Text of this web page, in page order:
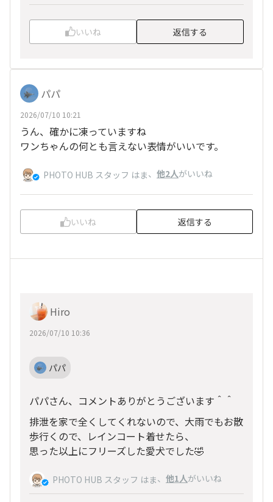
いいね 返信する
パパ
2026/07/10 10:21
うん、確かに凍っていますね
ワンちゃんの何とも言えない表情がいいです。
PHOTO HUB スタッフ はま、 他2人がいいね
いいね 返信する
Hiro
2026/07/10 10:36
パパ
パパさん、コメントありがとうございます＾＾
排泄を家で全くしてくれないので、大雨でもお散
歩行くので、レインコート着せたら、
思った以上にフリーズした愛犬でした🤣
PHOTO HUB スタッフ はま、 他1人がいいね